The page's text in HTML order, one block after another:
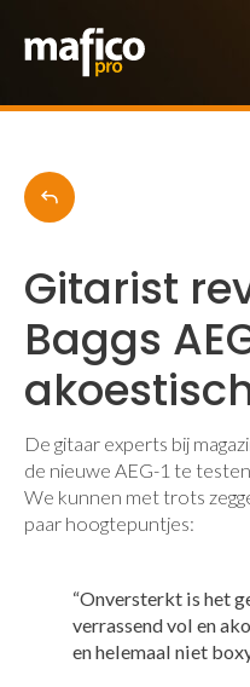
Gitarist
Baggs
De gitaar experts bij
de nieuwe AEG-1 te
We kunnen met trots
paar hoogtepuntjes:
“Onversterkt is het
verrassend vol en
en helemaal niet